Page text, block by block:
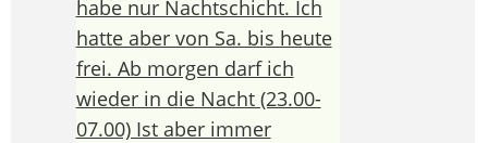
habe nur Nachtschicht. Ich
hatte aber von Sa. bis heute
frei. Ab morgen darf ich
wieder in die Nacht (23.00-
07.00) Ist aber immer